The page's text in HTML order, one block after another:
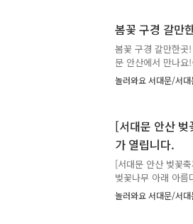
7713, 7738 ▷서대
로 올라가는 길이
꽃을 보면서 올라
봄꽃 구경 갈만
봄꽃 구경 갈만한곳
문 안산에서 만나
세요? 여러분의 봄
한곳, 서대문 안산
봄꽃! 조금만 더 참
양한 봄꽃을 만날
일까지 열리게 됩
놀러와요 서대문/서대
[서대문 안산
가 열립니다.
[서대문 안산 벚꽃
벚꽃나무 아래 아
다운 안산에서 봄향
길 수 있는 곳!! 올
놀러와요 서대문/서대